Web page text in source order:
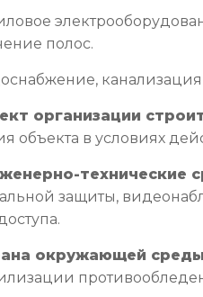
полос.
организации
объекта в условиях
технические
защиты,
окружающей